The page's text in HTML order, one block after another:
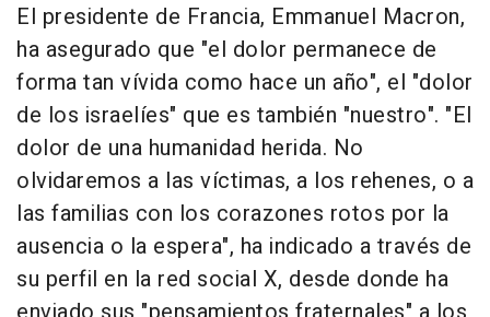
El presidente de Francia, Emmanuel Macron,
ha asegurado que "el dolor permanece de
forma tan vívida como hace un año", el "dolor
de los israelíes" que es también "nuestro". "El
dolor de una humanidad herida. No
olvidaremos a las víctimas, a los rehenes, o a
las familias con los corazones rotos por la
ausencia o la espera", ha indicado a través de
su perfil en la red social X, desde donde ha